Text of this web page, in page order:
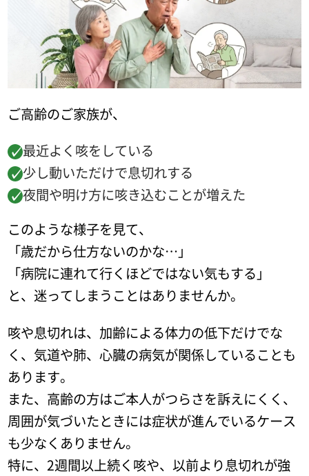
ご高齢のご家族が、
最近よく咳をしている
少し動いただけで息切れする
夜間や明け方に咳き込むことが増えた
このような様子を見て、
「歳だから仕方ないのかな…」
「病院に連れて行くほどではない気もする」
と、迷ってしまうことはありませんか。
咳や息切れは、加齢による体力の低下だけでな
く、気道や肺、心臓の病気が関係していることも
あります。
また、高齢の方はご本人がつらさを訴えにくく、
周囲が気づいたときには症状が進んでいるケース
も少なくありません。
特に、2週間以上続く咳や、以前より息切れが強